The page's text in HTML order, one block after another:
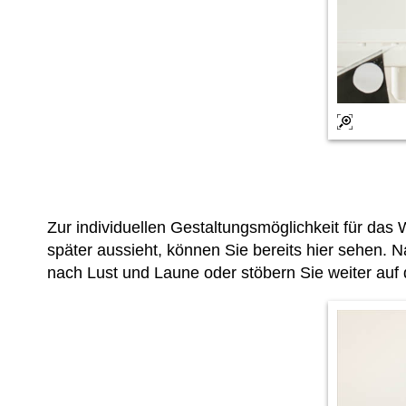
Zur individuellen Gestaltungsmöglichkeit für das
später aussieht, können Sie bereits hier sehen.
nach Lust und Laune oder stöbern Sie weiter auf